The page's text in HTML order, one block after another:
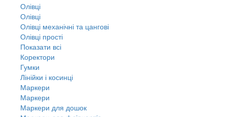
Олівці
Олівці
Олівці механічні та цангові
Олівці прості
Показати всі
Коректори
Гумки
Лінійки і косинці
Маркери
Маркери
Маркери для дошок